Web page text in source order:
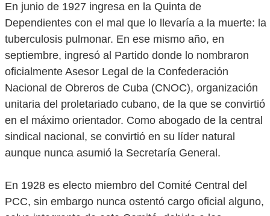
En junio de 1927 ingresa en la Quinta de
Dependientes con el mal que lo llevaría a la muerte: la
tuberculosis pulmonar. En ese mismo año, en
septiembre, ingresó al Partido donde lo nombraron
oficialmente Asesor Legal de la Confederación
Nacional de Obreros de Cuba (CNOC), organización
unitaria del proletariado cubano, de la que se convirtió
en el máximo orientador. Como abogado de la central
sindical nacional, se convirtió en su líder natural
aunque nunca asumió la Secretaría General.
En 1928 es electo miembro del Comité Central del
PCC, sin embargo nunca ostentó cargo oficial alguno,